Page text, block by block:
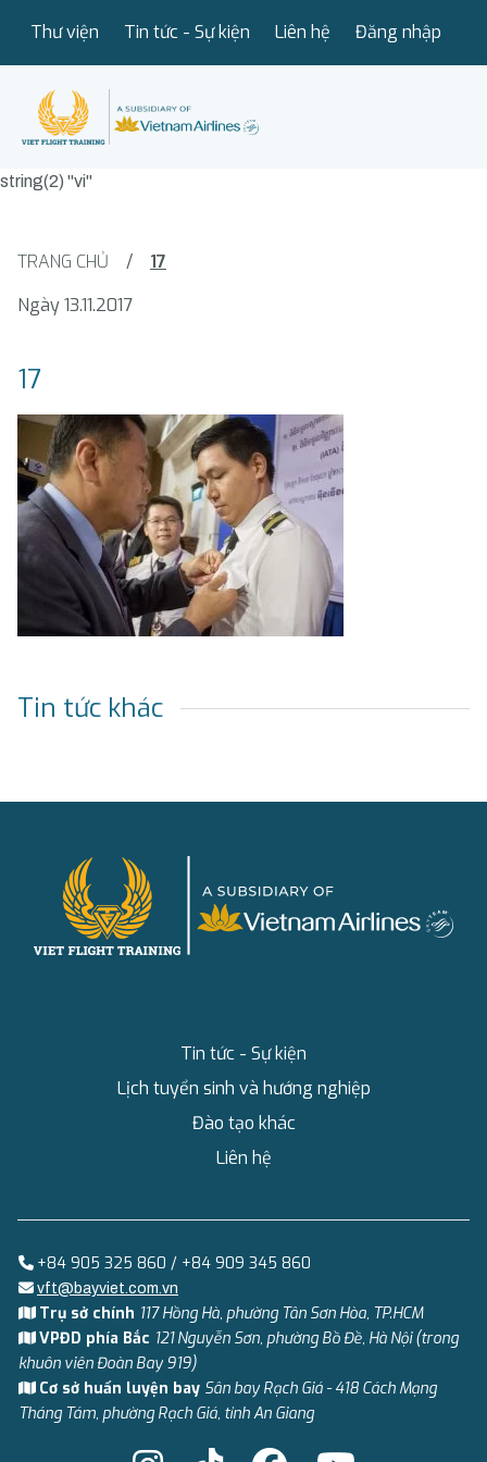
Thư viện Tin tức - Sự kiện Liên hệ Đăng nhập
string(2) "vi"
TRANG CHỦ /
17
Ngày 13.11.2017
17
Tin tức khác
Tin tức - Sự kiện
Lịch tuyển sinh và hướng nghiệp
Đào tạo khác
Liên hệ
+84 905 325 860 / +84 909 345 860
vft@bayviet.com.vn
Trụ sở chính 117 Hồng Hà, phường Tân Sơn Hòa, TP.HCM
VPĐD phía Bắc 121 Nguyễn Sơn, phường Bồ Đề, Hà Nội (trong
khuôn viên Đoàn Bay 919)
Cơ sở huấn luyện bay Sân bay Rạch Giá - 418 Cách Mạng
Tháng Tám, phường Rạch Giá, tỉnh An Giang